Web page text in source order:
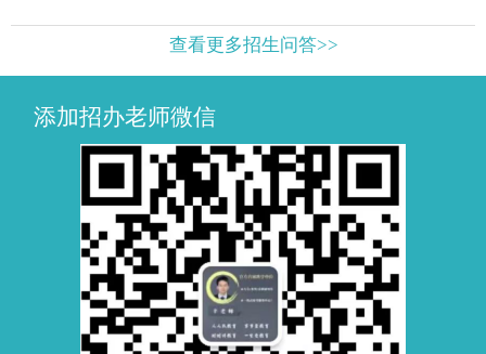
查看更多招生问答>>
添加招办老师微信